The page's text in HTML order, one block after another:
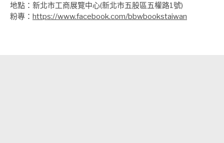
地點：新北市工商展覽中心(新北市五股區五權路1號)
粉專： https://www.facebook.com/bbwbookstaiwan